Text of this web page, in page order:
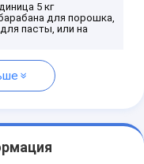
5 кг
для порошка,
пасты, или на